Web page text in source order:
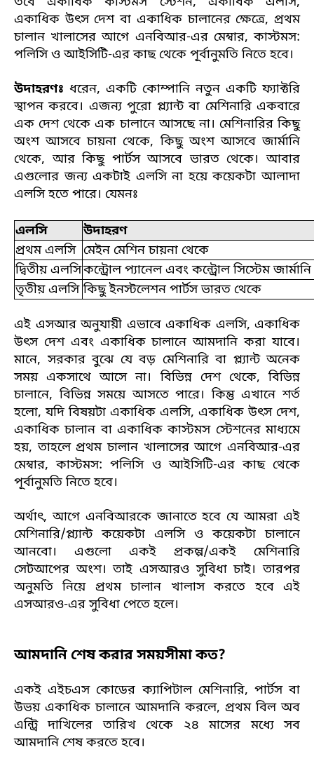
একাধিক উৎস দেশ বা একাধিক চালানের ক্ষেত্রে, প্রথম
চালান খালাসের আগে এনবিআর-এর মেম্বার, কাস্টমস:
পলিসি ও আইসিটি-এর কাছ থেকে পূর্বানুমতি নিতে হবে।
উদাহরণঃ ধরেন, একটি কোম্পানি নতুন একটি ফ্যাক্টরি
স্থাপন করবে। এজন্য পুরো প্ল্যান্ট বা মেশিনারি একবারে
এক দেশ থেকে এক চালানে আসছে না। মেশিনারির কিছু
অংশ আসবে চায়না থেকে, কিছু অংশ আসবে জার্মানি
থেকে, আর কিছু পার্টস আসবে ভারত থেকে। আবার
এগুলোর জন্য একটাই এলসি না হয়ে কয়েকটা আলাদা
এলসি হতে পারে। যেমনঃ
এলসি
উদাহরণ
প্রথম এলসি মেইন মেশিন চায়না থেকে
দ্বিতীয় এলসিকন্ট্রোল প্যানেল এবং কন্ট্রোল সিস্টেম
তৃতীয় এলসি কিছু ইনস্টলেশন পার্টস ভারত থেকে
এই এসআর অনুযায়ী এভাবে একাধিক এলসি, একাধিক
উৎস দেশ এবং একাধিক চালানে আমদানি করা যাবে।
মানে, সরকার বুঝে যে বড় মেশিনারি বা প্ল্যান্ট অনেক
সময় একসাথে আসে না। বিভিন্ন দেশ থেকে, বিভিন্ন
চালানে, বিভিন্ন সময়ে আসতে পারে। কিন্তু এখানে শর্ত
হলো, যদি বিষয়টা একাধিক এলসি, একাধিক উৎস দেশ,
একাধিক চালান বা একাধিক কাস্টমস স্টেশনের মাধ্যমে
হয়, তাহলে প্রথম চালান খালাসের আগে এনবিআর-এর
মেম্বার, কাস্টমস: পলিসি ও আইসিটি-এর কাছ থেকে
পূর্বানুমতি নিতে হবে।
অর্থাৎ, আগে এনবিআরকে জানাতে হবে যে আমরা এই
মেশিনারি/প্ল্যান্ট কয়েকটা এলসি ও কয়েকটা চালানে
আনবো। এগুলো একই প্রকল্প/একই মেশিনারি
সেটআপের অংশ। তাই এসআরও সুবিধা চাই। তারপর
অনুমতি নিয়ে প্রথম চালান খালাস করতে হবে এই
এসআরও-এর সুবিধা পেতে হলে।
আমদানি শেষ করার সময়সীমা কত?
একই এইচএস কোডের ক্যাপিটাল মেশিনারি, পার্টস বা
উভয় একাধিক চালানে আমদানি করলে, প্রথম বিল অব
এন্ট্রি দাখিলের তারিখ থেকে ২৪ মাসের মধ্যে সব
আমদানি শেষ করতে হবে।